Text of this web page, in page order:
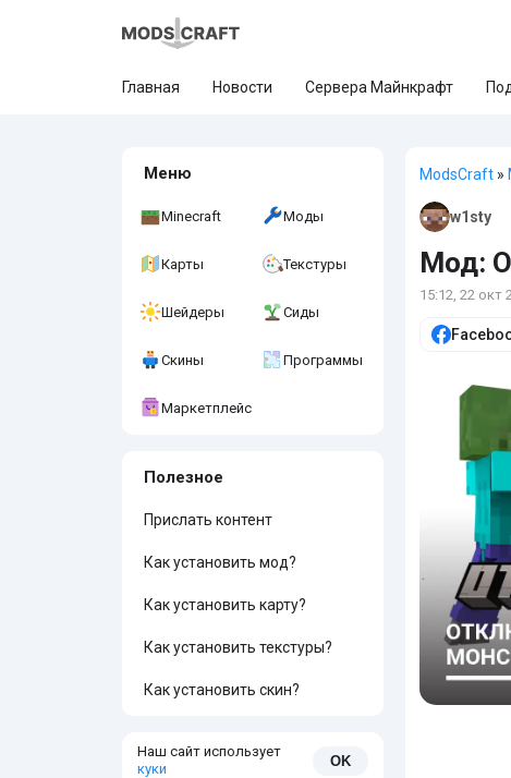
Главная Новости Сервера Майнкрафт
Меню
Minecraft Моды
Карты Текстуры
Шейдеры Сиды
Скины Программы
Маркетплейс
Полезное
Прислать контент
Как установить мод?
Как установить карту?
Как установить текстуры?
Как установить скин?
Наш сайт использует
куки
OK
ModsCraft »
w1sty
Мод:
15:12, 22 окт